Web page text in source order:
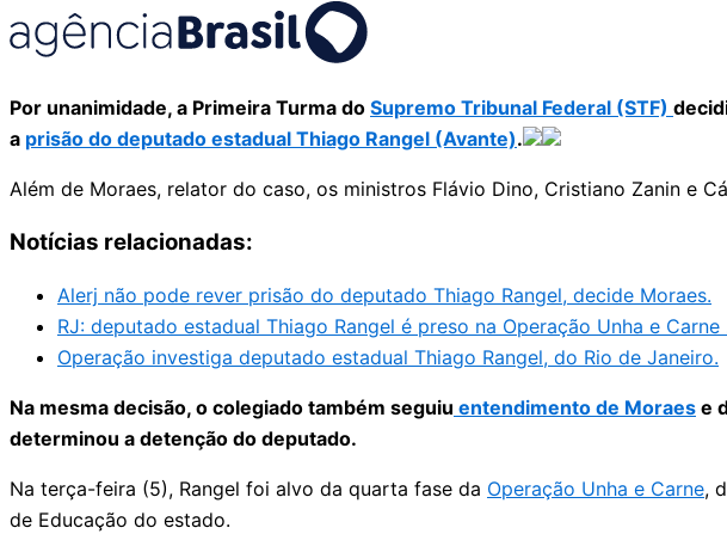
Por unanimidade, a Primeira Turma do Supremo Tribunal Federal (STF)
a prisão do deputado estadual Thiago Rangel (Avante).
Além de Moraes, relator do caso, os ministros Flávio Dino, Cristiano Zanin e
Notícias relacionadas:
Alerj não pode rever prisão do deputado Thiago Rangel, decide Moraes.
RJ: deputado estadual Thiago Rangel é preso na Operação Unha e Carne
Operação investiga deputado estadual Thiago Rangel, do Rio de Janeiro.
Na mesma decisão, o colegiado também seguiu entendimento de Moraes e
determinou a detenção do deputado.
Na terça-feira (5), Rangel foi alvo da quarta fase da Operação Unha e Carne,
de Educação do estado.